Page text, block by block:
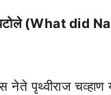
पटोले (What did
पृथ्वीराज चव्हाण